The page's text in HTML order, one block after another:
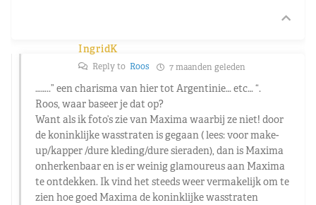
IngridK
Reply to Roos 7 maanden geleden
……..” een charisma van hier tot Argentinie… etc… “.
Roos, waar baseer je dat op?
Want als ik foto’s zie van Maxima waarbij ze niet! door
de koninklijke wasstraten is gegaan ( lees: voor make-
up/kapper /dure kleding/dure sieraden), dan is Maxima
onherkenbaar en is er weinig glamoureus aan Maxima
te ontdekken. Ik vind het steeds weer vermakelijk om te
zien hoe goed Maxima de koninklijke wasstraten